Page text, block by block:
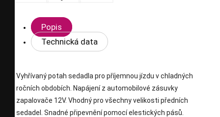
Popis
Technická data
Vyhřívaný potah sedadla pro příjemnou jízdu v chladných
ročních obdobích. Napájení z automobilové zásuvky
zapalovače 12V. Vhodný pro všechny velikosti předních
sedadel. Snadné připevnění pomocí elestických pásů.